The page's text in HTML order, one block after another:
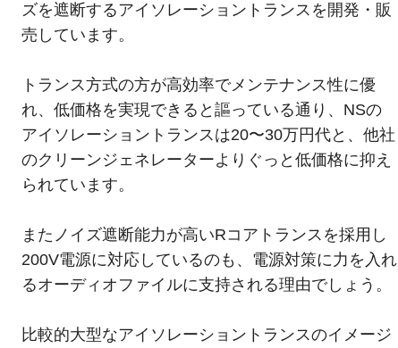
ズを遮断するアイソレーショントランスを開発・販
売しています。
トランス方式の方が高効率でメンテナンス性に優
れ、低価格を実現できると謳っている通り、NSの
アイソレーショントランスは20〜30万円代と、他社
のクリーンジェネレーターよりぐっと低価格に抑え
られています。
またノイズ遮断能力が高いRコアトランスを採用し
200V電源に対応しているのも、電源対策に力を入れ
るオーディオファイルに支持される理由でしょう。
比較的大型なアイソレーショントランスのイメージ